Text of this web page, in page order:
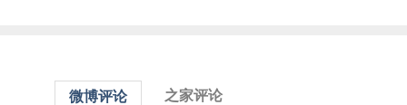
微博评论 之家评论